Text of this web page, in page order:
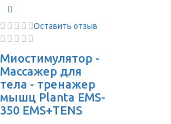
Оставить отзыв
Миостимулятор -
Массажер для
тела - тренажер
мышц Planta EMS-
350 EMS+TENS